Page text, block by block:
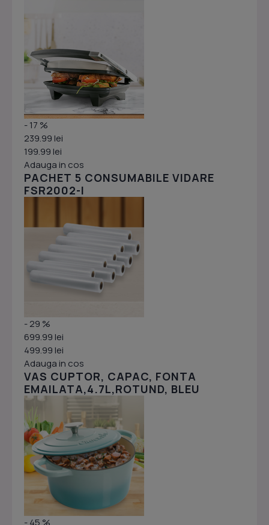
- 17 %
239.99 lei
199.99 lei
Adauga in cos
PACHET 5 CONSUMABILE VIDARE
FSR2002-I
- 29 %
699.99 lei
499.99 lei
Adauga in cos
VAS CUPTOR, CAPAC, FONTA
EMAILATA,4.7L,ROTUND, BLEU